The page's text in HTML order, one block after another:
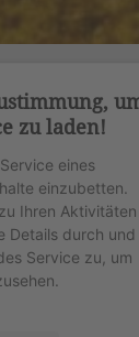
zu laden!
eines
einzubetten.
Ihren Aktivitäten
Details durch und
Service zu, um